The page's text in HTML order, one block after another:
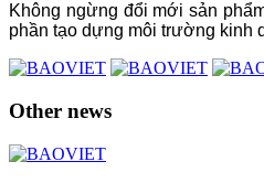
Không ngừng đổi mới sản
phần tạo dựng môi trường kinh
Other news